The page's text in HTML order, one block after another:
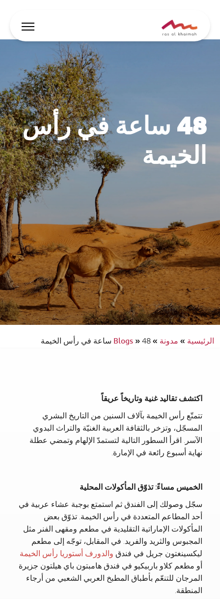
أبرز الفعاليات والأنشطة
خطط لرحلتك
الفعاليات يبحث
48 ساعة في رأس
الخيمة
الرئيسية»مدونة»
Blogs»48 ساعة في رأس الخيمة
اكتشف تقاليد غنية وتاريخاً عريقاً
تتمتّع رأس الخيمة بآلاف السنين من التاريخ البشري
المسجّل، وتزخر بالثقافة العربية الغنيّة والتراث البدوي
الآسر. اقرأ السطور التالية لتستمدّ الإلهام وتمضي عطلة
نهاية أسبوع رائعة في الإمارة.
الخميس مساءً: تذوّق المأكولات المحلية
سجّل وصولك إلى الفندق ثم استمتع بوجبة عشاء عربية في
أحد المطاعم المتعددة في رأس الخيمة. تذوّق بعض
المأكولات الإماراتية التقليدية في مطعم ومقهى الفنر مثل
المجبوس والثريد والفريد. في المقابل، توجّه إلى مطعم
ليكسينغتون جريل في فندقوالدورف أستوريا رأس الخيمة
أو مطعم كلاو باربيكيو في فندق هامبتون باي هيلتون جزيرة
المرجان للتنعّم بأطباق المطبخ العربي الشعبي من أرجاء
المنطقة.